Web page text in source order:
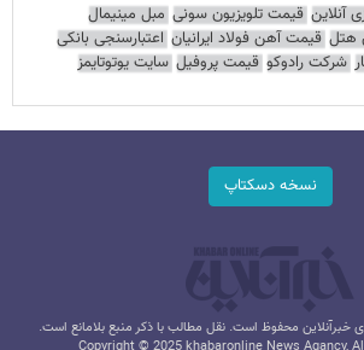
آنلاین قیمت تلویزیون سونی مبل مینیمال
هتل قیمت آهن فولاد ایرانیان اعتبارسنجی بانکی
شرکت رادوکو قیمت پروفیل سایت یوتوتایمز
نسخه دسکتاپ
خبرآنلاین محفوظ است. نقل مطالب با ذکر منبع بلامانع است.